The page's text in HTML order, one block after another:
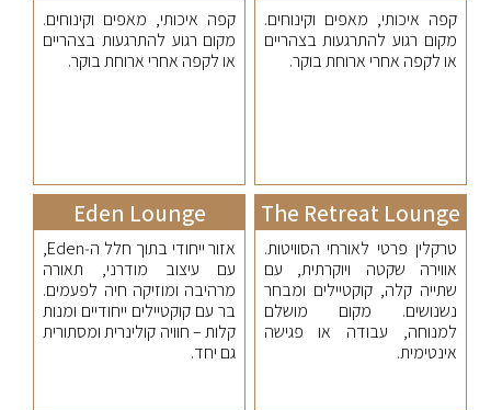
קפה איכותי, מאפים וקינוחים.
מקום רגוע להתרגעות בצהריים
או לקפה אחרי ארוחת בוקר.
קפה איכותי, מאפים וקינוחים.
מקום רגוע להתרגעות בצהריים
או לקפה אחרי ארוחת בוקר.
The Retreat Lounge
טרקלין פרטי לאורחי הסוויטות.
אווירה שקטה ויוקרתית, עם
שתייה קלה, קוקטיילים ומבחר
נשנושים. מקום מושלם
למנוחה, עבודה או פגישה
אינטימית.
Eden Lounge
אזור ייחודי בתוך חלל ה‑Eden,
עם עיצוב מודרני, תאורה
מרהיבה ומוזיקה חיה לפעמים.
בר עם קוקטיילים ייחודיים ומנות
קלות – חוויה קולינרית ומסתורית
גם יחד.